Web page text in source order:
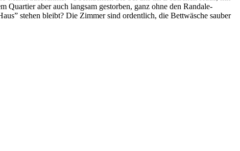
aber auch langsam gestorben, ganz ohne den Randale-
stehen bleibt? Die Zimmer sind ordentlich, die Bettwäsche sauber